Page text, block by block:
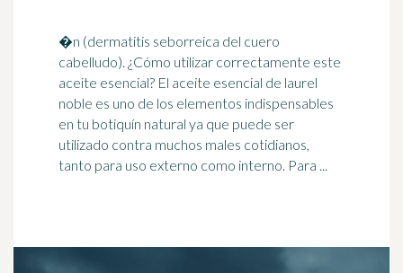
�n (dermatitis seborreica del cuero
cabelludo). ¿Cómo utilizar correctamente este
aceite esencial? El aceite esencial de laurel
noble es uno de los elementos indispensables
en tu botiquín natural ya que puede ser
utilizado contra muchos males cotidianos,
tanto para uso externo como interno. Para ...